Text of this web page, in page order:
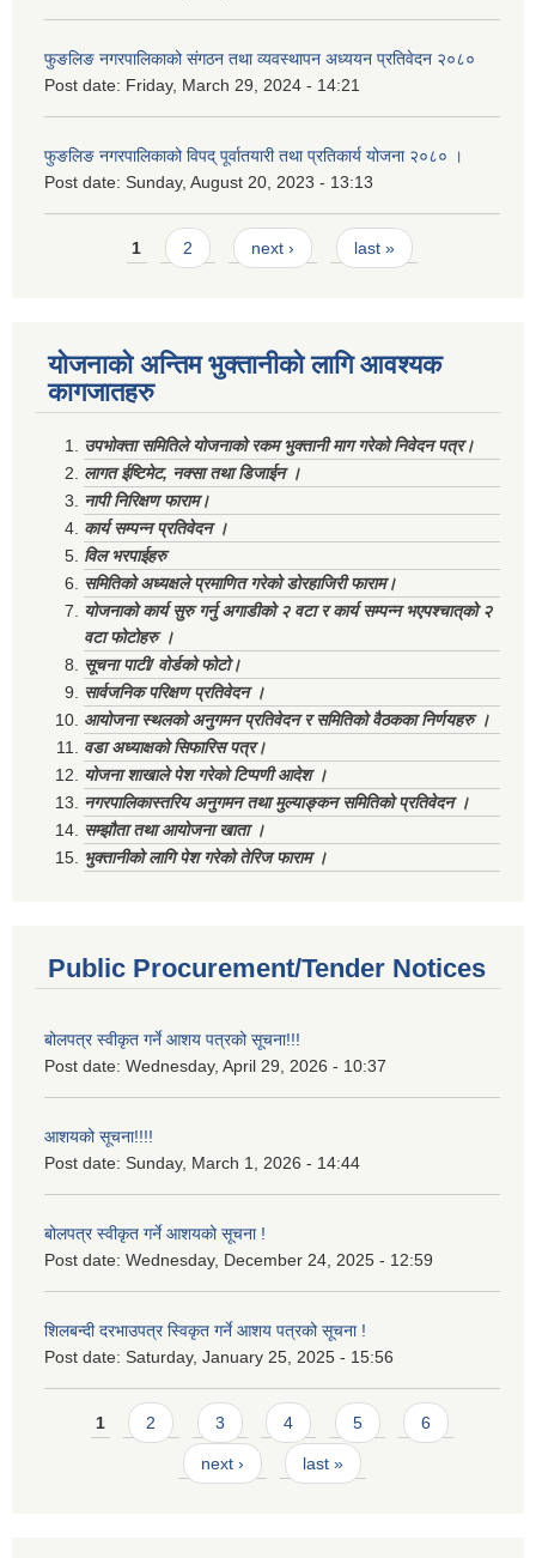
फुङलिङ नगरपालिकाको संगठन तथा व्यवस्थापन अध्ययन प्रतिवेदन २०८०
Post date: Friday, March 29, 2024 - 14:21
फुङलिङ नगरपालिकाको विपद् पूर्वातयारी तथा प्रतिकार्य योजना २०८० ।
Post date: Sunday, August 20, 2023 - 13:13
Pages1 2 next › last »
योजनाको अन्तिम भुक्तानीको लागि आवश्यक
कागजातहरु
उपभोक्ता समितिले योजनाको रकम भुक्तानी माग गरेको निवेदन पत्र।
लागत ईष्टिमेट, नक्सा तथा डिजाईन ।
नापी निरिक्षण फाराम।
कार्य सम्पन्न प्रतिवेदन ।
विल भरपाईहरु
समितिको अध्यक्षले प्रमाणित गरेको डोरहाजिरी फाराम।
योजनाको कार्य सुरु गर्नु अगाडीको २ वटा र कार्य सम्पन्न भएपश्चात्‌को २
वटा फोटोहरु ।
सूचना पाटी/ वोर्डको फोटो।
सार्वजनिक परिक्षण प्रतिवेदन ।
आयोजना स्थलको अनुगमन प्रतिवेदन र समितिको वैठकका निर्णयहरु ।
वडा अध्याक्षको सिफारिस पत्र।
योजना शाखाले पेश गरेको टिप्पणी आदेश ।
नगरपालिकास्तरिय अनुगमन तथा मुल्याङ्कन समितिको प्रतिवेदन ।
सम्झौता तथा आयोजना खाता ।
भुक्तानीको लागि पेश गरेको तेरिज फाराम ।
Public Procurement/Tender Notices
बोलपत्र स्वीकृत गर्ने आशय पत्रको सूचना!!!
Post date: Wednesday, April 29, 2026 - 10:37
आशयको सूचना!!!!
Post date: Sunday, March 1, 2026 - 14:44
बोलपत्र स्वीकृत गर्ने आशयको सूचना !
Post date: Wednesday, December 24, 2025 - 12:59
शिलबन्दी दरभाउपत्र स्विकृत गर्ने आशय पत्रको सूचना !
Post date: Saturday, January 25, 2025 - 15:56
Pages
1 2 3 4 5 6
next › last »